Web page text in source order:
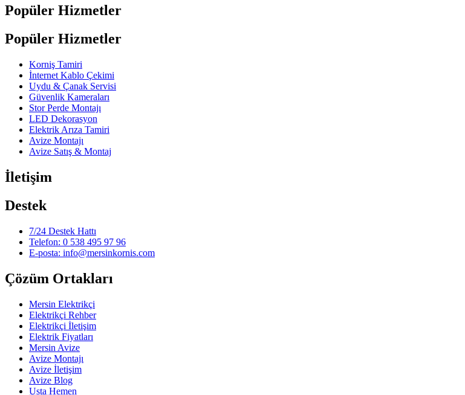
Popüler Hizmetler
Popüler Hizmetler
Korniş Tamiri
İnternet Kablo Çekimi
Uydu & Çanak Servisi
Güvenlik Kameraları
Stor Perde Montajı
LED Dekorasyon
Elektrik Arıza Tamiri
Avize Montajı
Avize Satış & Montaj
İletişim
Destek
7/24 Destek Hattı
Telefon: 0 538 495 97 96
E-posta: info@mersinkornis.com
Çözüm Ortakları
Mersin Elektrikçi
Elektrikçi Rehber
Elektrikçi İletişim
Elektrik Fiyatları
Mersin Avize
Avize Montajı
Avize İletişim
Avize Blog
Usta Hemen